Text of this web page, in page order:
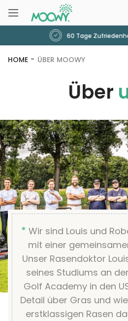
HOME ÜBER MOOWY
Über
* Wir sind Louis und
mit einer
Unser Rasendoktor
seines Studiums an
Golf Academy in den
Detail über Gras und
erstklassigen Rasen